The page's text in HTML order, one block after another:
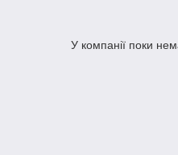
У компанії поки